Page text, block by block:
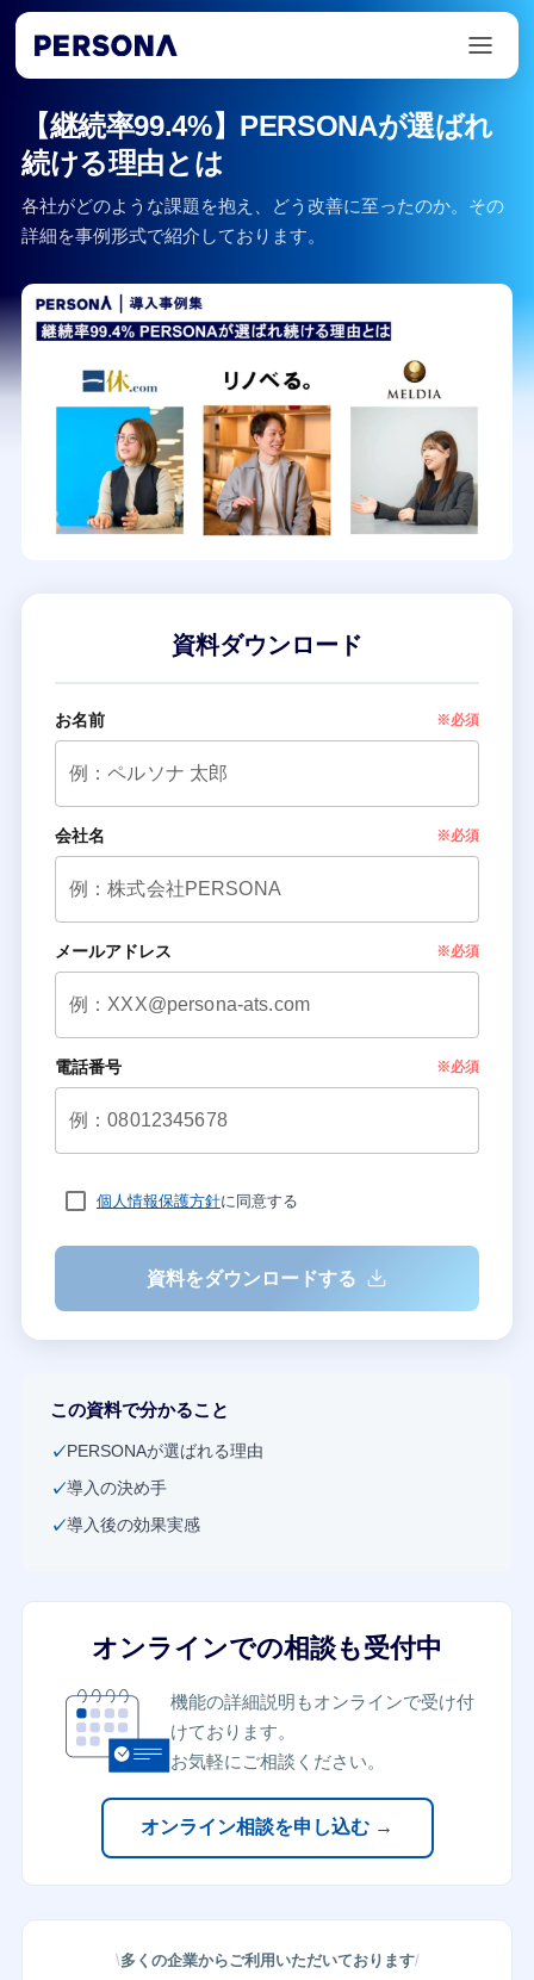
【継続率99.4%】PERSONAが選ばれ
続ける理由とは
各社がどのような課題を抱え、どう改善に至ったのか。その
詳細を事例形式で紹介しております。
この資料で分かること
PERSONAが選ばれる理由
導入の決め手
導入後の効果実感
オンラインでの相談も受付中
機能の詳細説明もオンラインで受け付
けております。
お気軽にご相談ください。
オンライン相談を申し込む →
多くの企業からご利用いただいております
資料ダウンロード
お名前 ※必須
会社名 ※必須
メールアドレス ※必須
電話番号 ※必須
個人情報保護方針に同意する
資料をダウンロードする